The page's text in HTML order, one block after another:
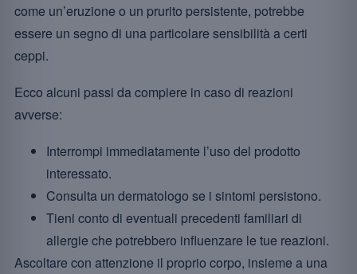
come un’eruzione o un prurito persistente, potrebbe
essere un segno di una particolare sensibilità a certi
ceppi.
Ecco alcuni passi da compiere in caso di reazioni
avverse:
Interrompi immediatamente l’uso del prodotto
interessato.
Consulta un dermatologo se i sintomi persistono.
Tieni conto di eventuali precedenti familiari di
allergie che potrebbero influenzare le tue reazioni.
Ascoltare con attenzione il proprio corpo, insieme a una